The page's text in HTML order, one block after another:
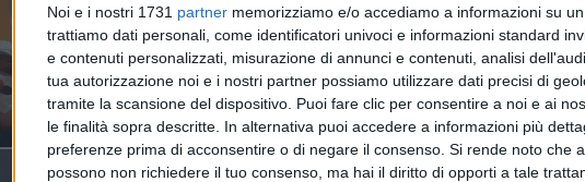
Noi e i nostri 1731 partner memorizziamo e/o accediamo a informazioni su
trattiamo dati personali, come identificatori univoci e informazioni standard
e contenuti personalizzati, misurazione di annunci e contenuti, analisi
tua autorizzazione noi e i nostri partner possiamo utilizzare dati precisi di
tramite la scansione del dispositivo. Puoi fare clic per consentire a noi e ai
le finalità sopra descritte. In alternativa puoi accedere a informazioni più
preferenze prima di acconsentire o di negare il consenso. Si rende noto che
possono non richiedere il tuo consenso, ma hai il diritto di opporti a tale